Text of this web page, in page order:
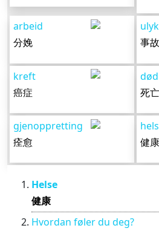
arbeid
分娩
事故
kreft
癌症
død
死亡
gjenoppretting
痊愈
健
Helse
健康
Hvordan føler du deg?